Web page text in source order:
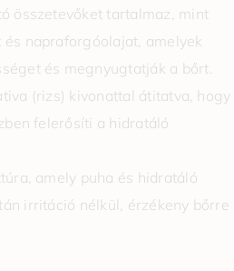
összetevőket tartalmaz, mint
napraforgóolajat, amelyek
és megnyugtatják a bőrt.
(rizs) kivonattal átitatva, hogy
felerősíti a hidratáló
amely puha és hidratáló
irritáció nélkül, érzékeny bőrre